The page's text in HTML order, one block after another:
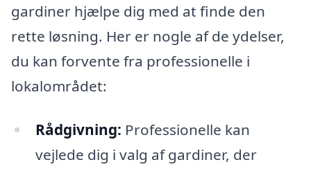
gardiner hjælpe dig med at finde den
rette løsning. Her er nogle af de ydelser,
du kan forvente fra professionelle i
lokalområdet:
Rådgivning: Professionelle kan
vejlede dig i valg af gardiner, der